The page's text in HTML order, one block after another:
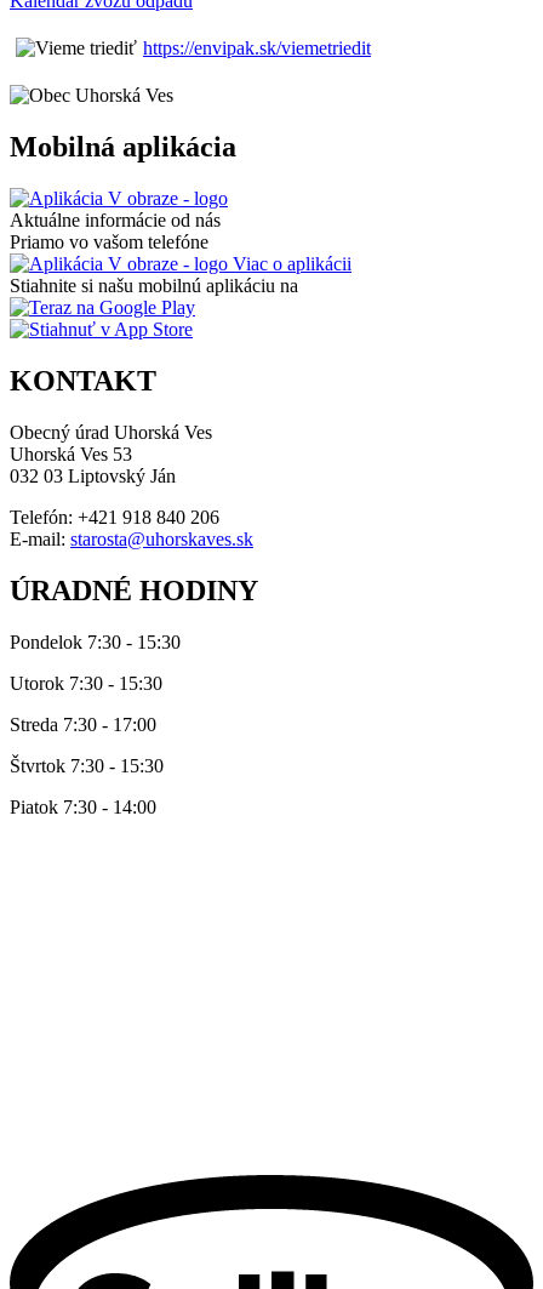
https://envipak.sk/viemetriedit
Mobilná aplikácia
Aktuálne informácie od nás
Priamo vo vašom telefóne
Viac o aplikácii
Stiahnite si našu mobilnú aplikáciu na
KONTAKT
Obecný úrad Uhorská Ves
Uhorská Ves 53
032 03 Liptovský Ján
Telefón: +421 918 840 206
E-mail: starosta@uhorskaves.sk
ÚRADNÉ HODINY
Pondelok 7:30 - 15:30
Utorok 7:30 - 15:30
Streda 7:30 - 17:00
Štvrtok 7:30 - 15:30
Piatok 7:30 - 14:00